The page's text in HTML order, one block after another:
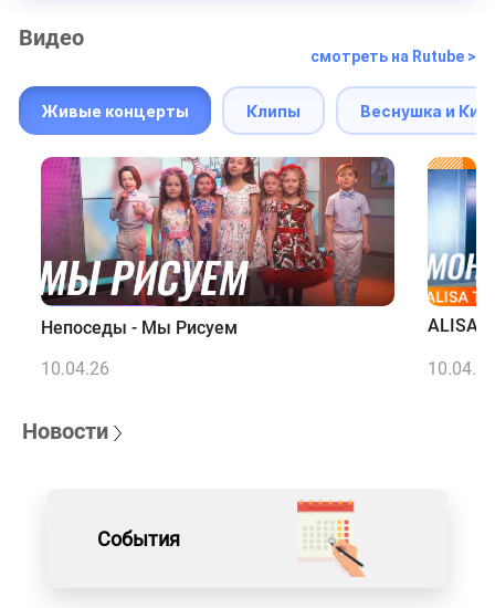
Видео
смотреть на Rutube >
Живые концерты Клипы Веснушка и
Непоседы - Мы Рисуем
10.04.26
ALISA
10.04.26
Новости
События